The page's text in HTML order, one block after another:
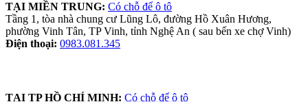
TẠI MIỀN TRUNG: Có chỗ để ô tô
Tầng 1, tòa nhà chung cư Lũng Lô, đường Hồ Xuân Hương,
phường Vinh Tân, TP Vinh, tỉnh Nghệ An ( sau bến xe chợ Vinh)
Điện thoại: 0983.081.345
TẠI TP HỒ CHÍ MINH: Có chỗ để ô tô